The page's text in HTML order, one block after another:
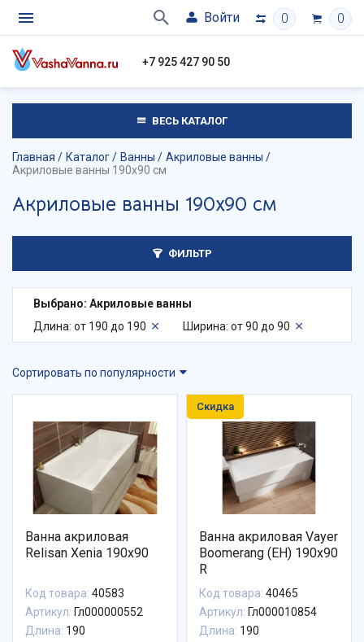
Войти 0 0
+7 925 427 90 50
ВЕСЬ КАТАЛОГ
Главная Каталог Ванны
Акриловые ванны
Акриловые ванны 190х90 см
Акриловые ванны 190х90 см
ФИЛЬТР
Выбрано: Акриловые ванны
Длина: от 190 до 190
Ширина: от 90 до 90
Сортировать по популярности
Ванна акриловая
Relisan Xenia 190x90
Код товара: 40583
Артикул: Гл000000552
Длина: 190
Скидка
Ванна акриловая Vayer
Boomerang (EH) 190x90
R
Код товара: 40465
Артикул: Гл000010854
Длина: 190